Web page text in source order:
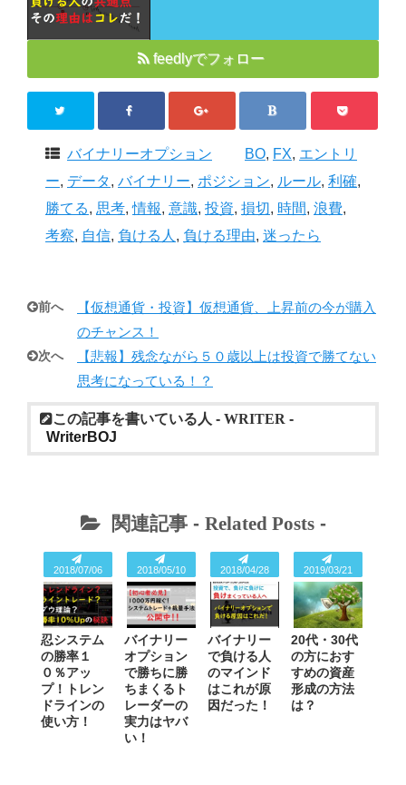
feedlyでフォロー
バイナリーオプション BO, FX, エントリ
ー, データ, バイナリー, ポジション, ルール, 利確,
勝てる, 思考,情報, 意識, 投資, 損切, 時間, 浪費,
考察, 自信, 負ける人, 負ける理由, 迷ったら
前へ
【仮想通貨・投資】仮想通貨、上昇前の今が購入
のチャンス！
次へ
【悲報】残念ながら５０歳以上は投資で勝てない
思考になっている！？
この記事を書いている人 - WRITER -
WriterBOJ
関連記事 - Related Posts-
2018/07/06
忍システム
の勝率１
０％アッ
プ！トレン
ドラインの
使い方！
2018/05/10
バイナリー
オプション
で勝ちに勝
ちまくるト
レーダーの
実力はヤバ
い！
2018/04/28
バイナリー
で負ける人
のマインド
はこれが原
因だった！
2019/03/21
20代・30代
の方におす
すめの資産
形成の方法
は？